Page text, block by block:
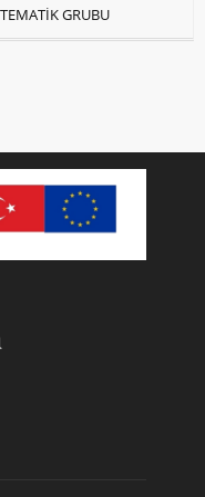
GRUBU